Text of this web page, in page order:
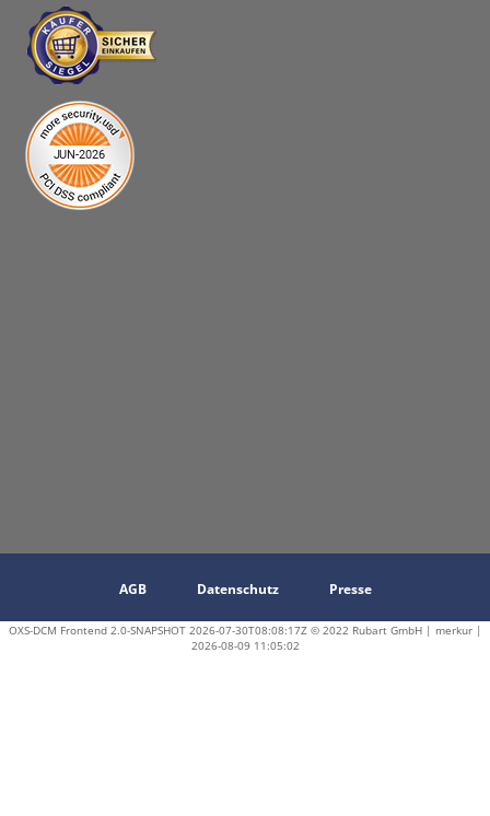
AGB Datenschutz Presse
OXS-DCM Frontend 2.0-SNAPSHOT 2026-07-30T08:08:17Z © 2022 Rubart GmbH | merkur |
2026-08-09 11:05:02